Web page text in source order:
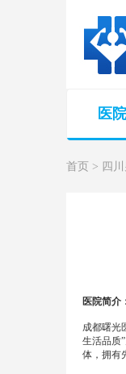
医
首页 > 四
医院简介
成都曙光
生活品质
体，拥有